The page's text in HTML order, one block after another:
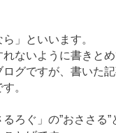
」といいます。
れないように書きと
グですが、書いた
。
ろぐ」の”おささる